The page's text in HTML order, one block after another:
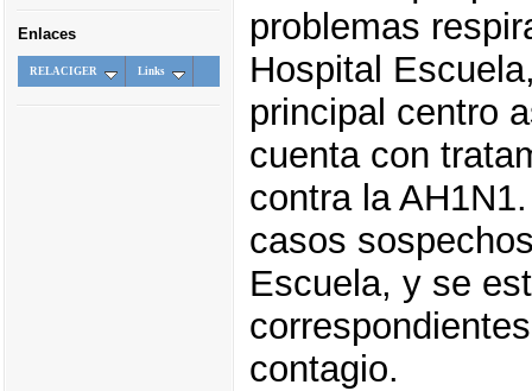
Enlaces
RELACIGER Links
problemas
Hospital
principal centro
cuenta con
contra la
casos
Escuela, y se
contagio.